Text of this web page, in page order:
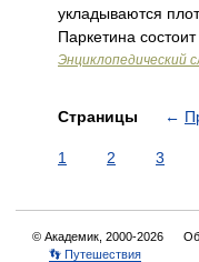
укладываются
Паркетина
Энциклопедический
Страницы ←
1 2 3
© Академик, 2000-2026
👣 Путешествия